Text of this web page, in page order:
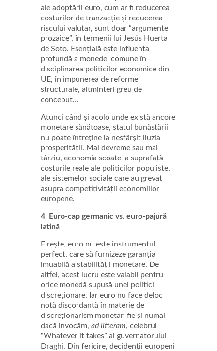
ale adoptării euro, cum ar fi reducerea
costurilor de tranzacție și reducerea
riscului valutar, sunt doar “argumente
prozaice”, în termenii lui Jesús Huerta
de Soto. Esențială este influența
profundă a monedei comune în
disciplinarea politicilor economice din
UE, în impunerea de reforme
structurale, altminteri greu de
conceput…
Atunci când și acolo unde există ancore
monetare sănătoase, statul bunăstării
nu poate întreține la nesfârșit iluzia
prosperității. Mai devreme sau mai
târziu, economia scoate la suprafață
costurile reale ale politicilor populiste,
ale sistemelor sociale care au grevat
asupra competitivității economiilor
europene.
4. Euro-cap germanic vs. euro-pajură
latină
Firește, euro nu este instrumentul
perfect, care să furnizeze garanția
imuabilă a stabilității monetare. De
altfel, acest lucru este valabil pentru
orice monedă supusă unei politici
discreționare. Iar euro nu face deloc
notă discordantă în materie de
discreționarism monetar, fie și numai
dacă invocăm, ad litteram, celebrul
“Whatever it takes” al guvernatorului
Draghi. Din fericire, decidenții europeni